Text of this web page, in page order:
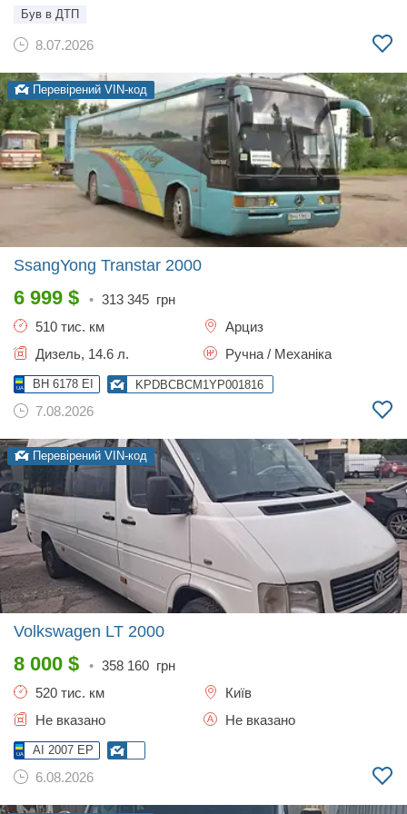
Був в ДТП
8.07.2026
Перевірений VIN-код
SsangYong Transtar 2000
6 999 $ • 313 345 грн
510 тис. км
Арциз
Дизель, 14.6 л.
Ручна / Механіка
BH 6178 EI KPDBCBCM1YP001816
7.08.2026
Перевірений VIN-код
Volkswagen LT 2000
8 000 $ • 358 160 грн
520 тис. км
Київ
Не вказано
Не вказано
AI 2007 EP
6.08.2026